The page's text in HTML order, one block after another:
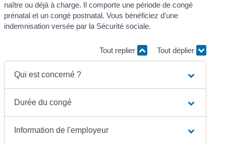
naître ou déjà à charge. Il comporte une période de congé
prénatal et un congé postnatal. Vous bénéficiez d'une
indemnisation versée par la Sécurité sociale.
Tout replier Tout déplier
Qui est concerné ?
Durée du congé
Information de l'employeur